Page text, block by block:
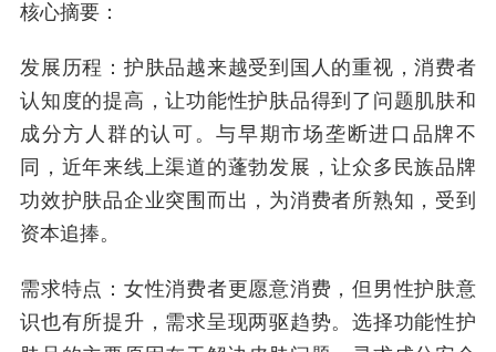
核心摘要：
发展历程：护肤品越来越受到国人的重视，消费者
认知度的提高，让功能性护肤品得到了问题肌肤和
成分方人群的认可。与早期市场垄断进口品牌不
同，近年来线上渠道的蓬勃发展，让众多民族品牌
功效护肤品企业突围而出，为消费者所熟知，受到
资本追捧。
需求特点：女性消费者更愿意消费，但男性护肤意
识也有所提升，需求呈现两驱趋势。选择功能性护